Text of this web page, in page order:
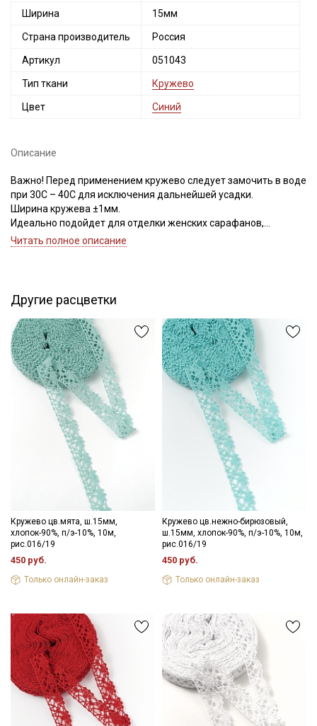
Ширина 15мм
Страна производитель Россия
Артикул 051043
Тип ткани Кружево
Цвет Синий
Описание
Важно! Перед применением кружево следует замочить в воде
при 30С – 40С для исключения дальнейшей усадки.
Ширина кружева ±1мм.
Идеально подойдет для отделки женских сарафанов,
платьев, юбок, рукавов.
Цветопередача может отличаться от оригинального цвета в
зависимости от настроек вашего монитора.
Читать полное описание
Другие расцветки
Кружево цв.мята, ш.15мм,
хлопок-90%, п/э-10%, 10м,
рис.016/19
450 руб.
Только онлайн-заказ
Кружево цв.нежно-бирюзовый,
ш.15мм, хлопок-90%, п/э-10%, 10м,
рис.016/19
450 руб.
Только онлайн-заказ
Секретная рассылка от Купава
Мы публикуем здесь дополнительные
категории тканей
Электронная почта